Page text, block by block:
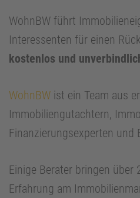
WohnBW führt
Interessenten für einen
kostenlos und
WohnBW ist ein Team aus
Immobiliengutachtern,
Finanzierungsexperten und
Einige Berater bringen über
Erfahrung am